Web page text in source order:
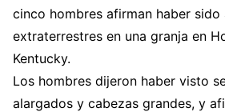
cinco hombres afirman haber
extraterrestres en una granja en
Kentucky.
Los hombres dijeron haber visto
alargados y cabezas grandes, y